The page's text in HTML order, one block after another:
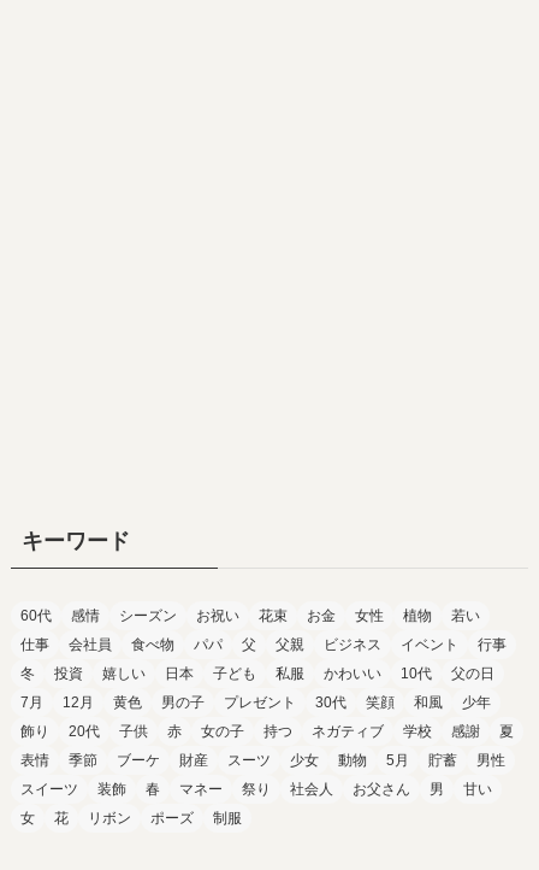
キーワード
60代 感情 シーズン お祝い 花束 お金 女性 植物
若い
仕事
会社員 食べ物 パパ 父 父親 ビジネス イベント
行事
冬
投資 嬉しい 日本 子ども 私服 かわいい 10代
父の日
7月
12月 黄色 男の子 プレゼント 30代 笑顔 和風
少年
飾り
20代 子供 赤 女の子 持つ ネガティブ 学校 感謝
夏
表情
季節 ブーケ 財産 スーツ 少女 動物 5月 貯蓄
男性
スイーツ
装飾 春 マネー 祭り 社会人 お父さん 男
甘い
女
花 リボン ポーズ 制服